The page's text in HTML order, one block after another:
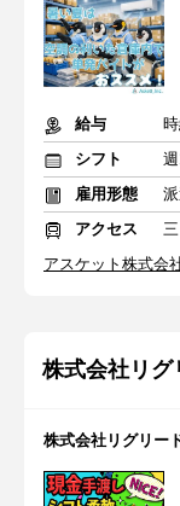
給与
シフト
雇用形態
アクセス
アスケット株式会
株式会社リグ
株式会社リグリー